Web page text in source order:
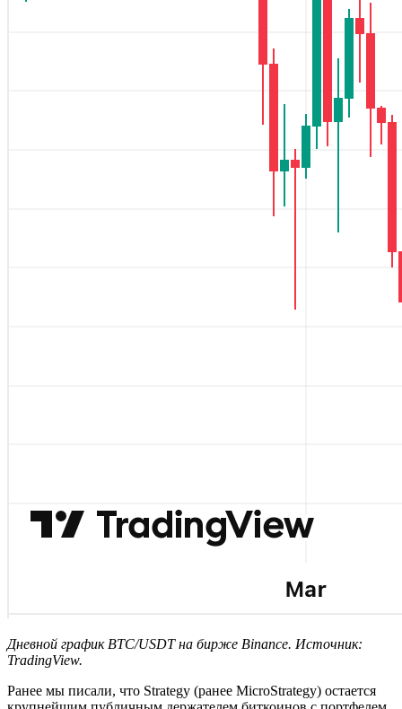
Дневной график BTC/USDT на бирже Binance. Источник:
TradingView.
Ранее мы писали, что Strategy (ранее MicroStrategy) остается